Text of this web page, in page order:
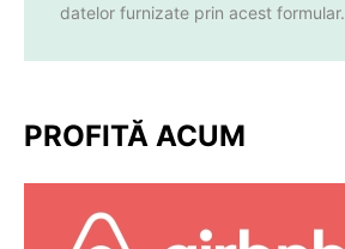
datelor furnizate prin acest formular.
PROFITĂ ACUM